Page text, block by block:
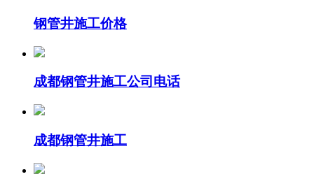
钢管井施工价格
成都钢管井施工公司电话
成都钢管井施工